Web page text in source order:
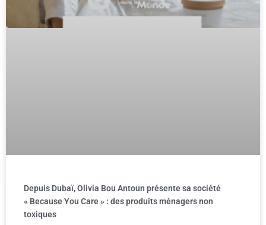
Depuis Dubaï, Olivia Bou Antoun présente sa société
« Because You Care » : des produits ménagers non
toxiques